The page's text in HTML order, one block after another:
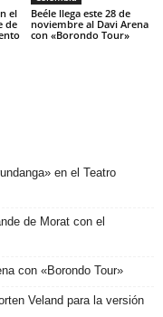
el
de
Beéle llega este 28 de
noviembre al Davi Arena
con «Borondo Tour»
en el Teatro
de Morat con el
con «Borondo Tour»
Veland para la versión